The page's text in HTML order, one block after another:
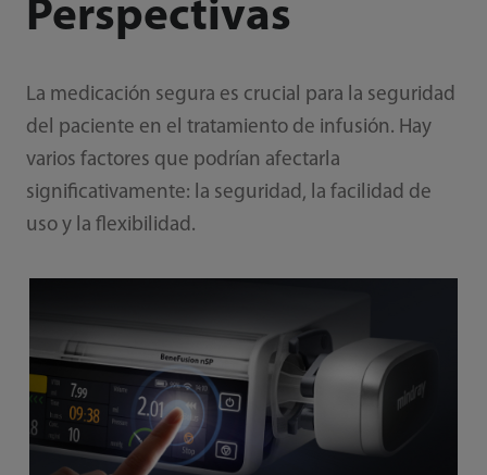
Perspectivas
La medicación segura es crucial para la seguridad
del paciente en el tratamiento de infusión. Hay
varios factores que podrían afectarla
significativamente: la seguridad, la facilidad de
uso y la flexibilidad.